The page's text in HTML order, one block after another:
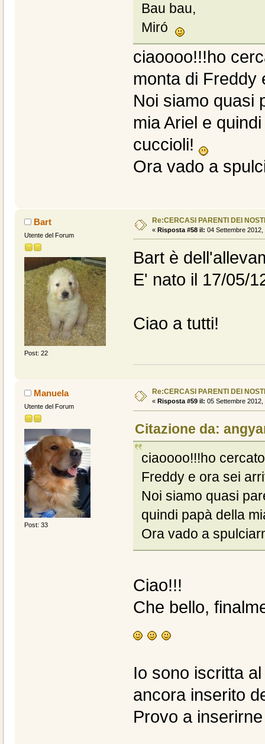
Bau bau,
Miró
ciaoooo!!!ho
monta di
Noi siamo quasi
mia Ariel e
cuccioli!
Ora vado a
Bart
Utente del Forum
Post: 22
Re:CERCASI PARENTI DEI
« Risposta #58 il: 04 Settembre 2012,
Bart è
E' nato il 17/05/
Ciao a tutti!
Manuela
Utente del Forum
Post: 33
Re:CERCASI PARENTI DEI
« Risposta #59 il: 05 Settembre 2012,
Citazione da:
ciaoooo!!!ho
Freddy e ora sei
Noi siamo quasi
quindi papà della
Ora vado a
Ciao!!!
Che bello,
Io sono iscritta
ancora inserito
Provo a